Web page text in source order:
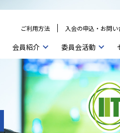
ご利用方法 入会の申込・お問い
会員紹介 委員会活動